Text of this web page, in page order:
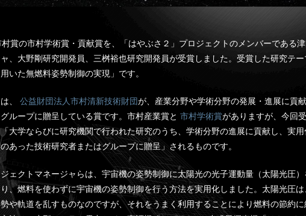
賞の市村学術賞・貢献賞を、「はやぶさ２」プロジェクトのメンバーである
、大野剛研究開発員、三桝裕也研究開発員が受賞しました。受賞した研究テ
いた無燃料姿勢制御の実現」です。
、 公益財団法人市村清新技術財団が、産業分野や学術分野の発展・進展に貢
ループに贈呈している賞です。市村産業賞と 市村学術賞がありますが、今回
大学ならびに研究機関で行われた研究のうち、学術分野の進展に貢献し、実
あった技術研究者またはグループに贈呈」されるものです。
ェクトマネージャらは、宇宙機の姿勢制御に太陽光の光子運動量（太陽光圧
、燃料を使わずに宇宙機の姿勢制御を行う方法を実用化しました。太陽光圧
や軌道を乱すものなのですが、それをうまく利用することにより燃料の節約